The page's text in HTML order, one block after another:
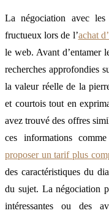
La négociation avec
fructueux lors de l’achat
le web. Avant d’entamer
recherches approfondies
la valeur réelle de la
et courtois tout en
avez trouvé des offres
ces informations
proposer un tarif plus
des caractéristiques du
du sujet. La négociation
intéressantes ou des